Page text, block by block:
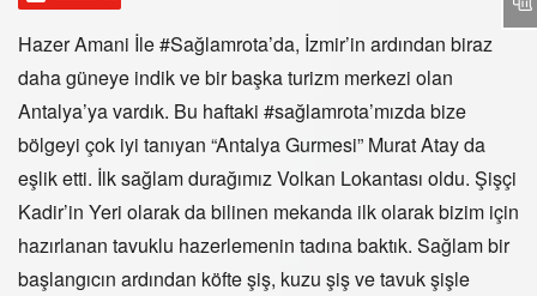
Hazer Amani İle #Sağlamrota’da, İzmir’in ardından biraz
daha güneye indik ve bir başka turizm merkezi olan
Antalya’ya vardık. Bu haftaki #sağlamrota’mızda bize
bölgeyi çok iyi tanıyan “Antalya Gurmesi” Murat Atay da
eşlik etti. İlk sağlam durağımız Volkan Lokantası oldu. Şişçi
Kadir’in Yeri olarak da bilinen mekanda ilk olarak bizim için
hazırlanan tavuklu hazerlemenin tadına baktık. Sağlam bir
başlangıcın ardından köfte şiş, kuzu şiş ve tavuk şişle